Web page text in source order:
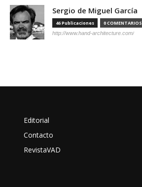
Sergio de Miguel García
46 Publicaciones 0 COMENTARIOS
http://www.hand-architecture.com/
Editorial
Contacto
RevistaVAD